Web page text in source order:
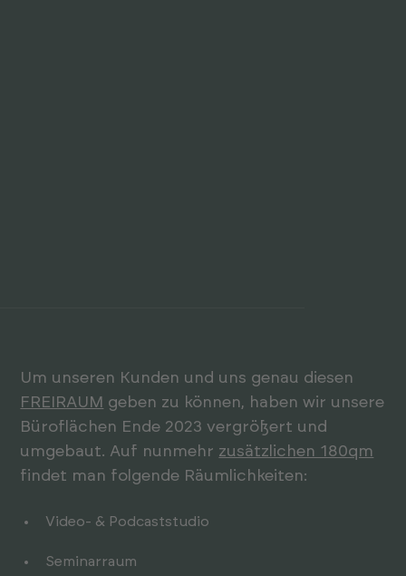
Um unseren Kunden und uns genau diesen
FREIRAUM geben zu können, haben wir unsere
Büroflächen Ende 2023 vergrößert und
umgebaut. Auf nunmehr zusätzlichen 180qm
findet man folgende Räumlichkeiten:
Video- & Podcaststudio
Seminarraum